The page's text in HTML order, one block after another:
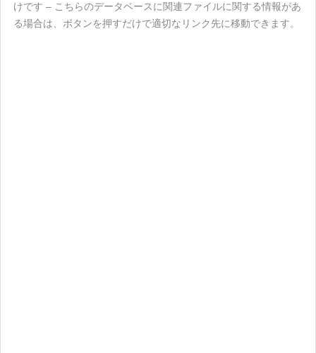
けです – こちらのデータベースに関連ファイルに関する情報があ
る場合は、ボタンを押すだけで適切なリンク先に移動できます。